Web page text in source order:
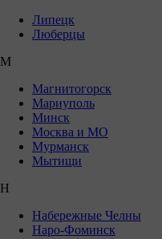
Липецк
Люберцы
М
Магнитогорск
Мариуполь
Минск
Москва и МО
Мурманск
Мытищи
Н
Набережные Челны
Наро-Фоминск